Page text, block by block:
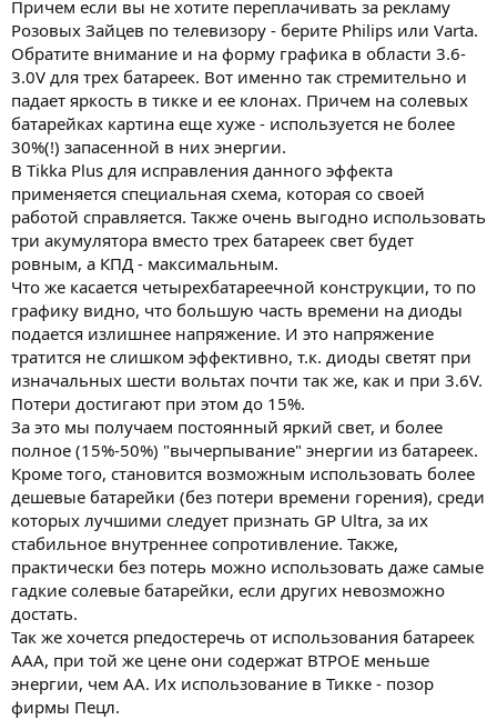
Причем если вы не хотите переплачивать за рекламу
Розовых Зайцев по телевизору - берите Philips или Varta.
Обратите внимание и на форму графика в области 3.6-
3.0V для трех батареек. Вот именно так стремительно и
падает яркость в тикке и ее клонах. Причем на солевых
батарейках картина еще хуже - используется не более
30%(!) запасенной в них энергии.
В Tikka Plus для исправления данного эффекта
применяется специальная схема, которая со своей
работой справляется. Также очень выгодно использовать
три акумулятора вместо трех батареек свет будет
ровным, а КПД - максимальным.
Что же касается четырехбатареечной конструкции, то по
графику видно, что большую часть времени на диоды
подается излишнее напряжение. И это напряжение
тратится не слишком эффективно, т.к. диоды светят при
изначальных шести вольтах почти так же, как и при 3.6V.
Потери достигают при этом до 15%.
За это мы получаем постоянный яркий свет, и более
полное (15%-50%) "вычерпывание" энергии из батареек.
Кроме того, становится возможным использовать более
дешевые батарейки (без потери времени горения), среди
которых лучшими следует признать GP Ultra, за их
стабильное внутреннее сопротивление. Также,
практически без потерь можно использовать даже самые
гадкие солевые батарейки, если других невозможно
достать.
Так же хочется рпедостеречь от использования батареек
ААА, при той же цене они содержат ВТРОЕ меньше
энергии, чем АА. Их использование в Тикке - позор
фирмы Пецл.